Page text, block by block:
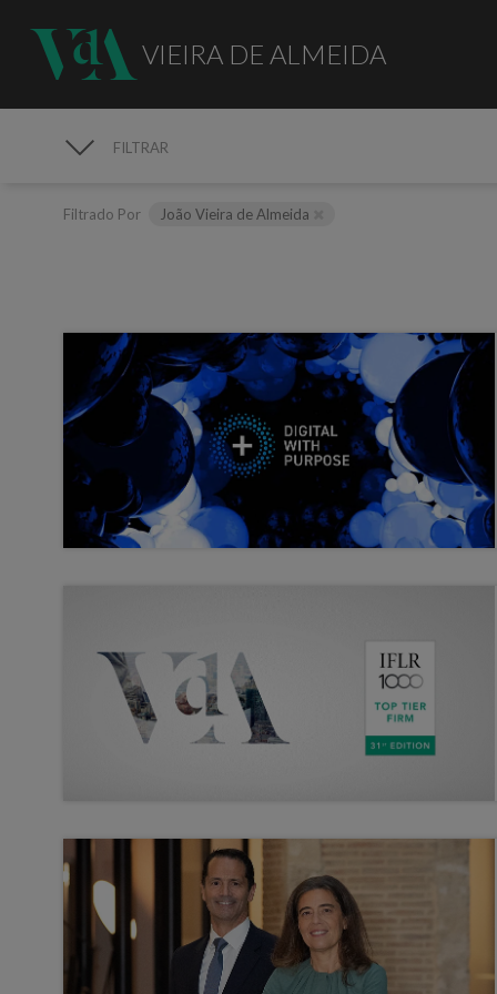
VIEIRA DE ALMEIDA
FILTRAR
Filtrado Por João Vieira de Almeida